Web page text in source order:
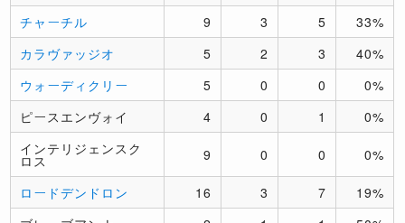
チャーチル
9 3 5
33%
カラヴァッジオ
5 2 3
40%
ウォーディクリー
5 0 0
0%
ピースエンヴォイ
4 0 1
0%
インテリジェンスク
ロス 9 0 0 0%
ロードデンドロン 16 3 7
19%